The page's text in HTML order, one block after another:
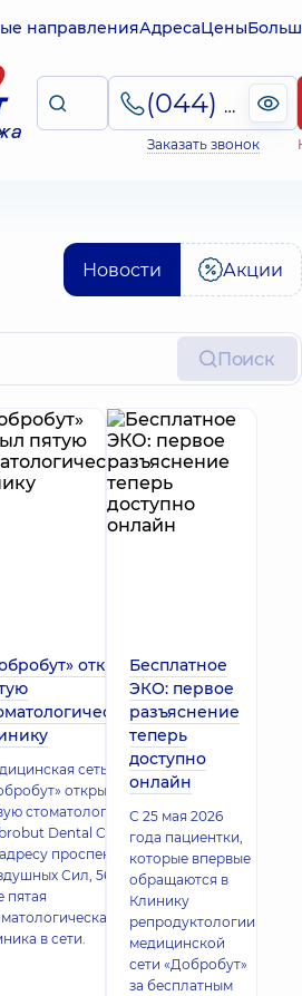
направленияАдресаЦены
(044) 495-2-888
Заказать звонок
Новости Акции
Поиск
открыл
сеть
открыла
стоматологию
Dental Clinic
проспект
Сил, 56. Это
пятая
в сети.
Бесплатное
ЭКО: первое
разъяснение
теперь
доступно
онлайн
С 25 мая 2026
года пациентки,
которые впервые
обращаются в
Клинику
репродуктологии
медицинской
сети «Добробут»
за бесплатным